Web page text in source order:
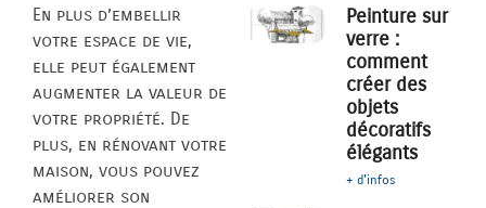
En plus d’embellir
votre espace de vie,
elle peut également
augmenter la valeur de
votre propriété. De
plus, en rénovant votre
maison, vous pouvez
améliorer son
Peinture sur
verre :
comment
créer des
objets
décoratifs
élégants
+ d'infos